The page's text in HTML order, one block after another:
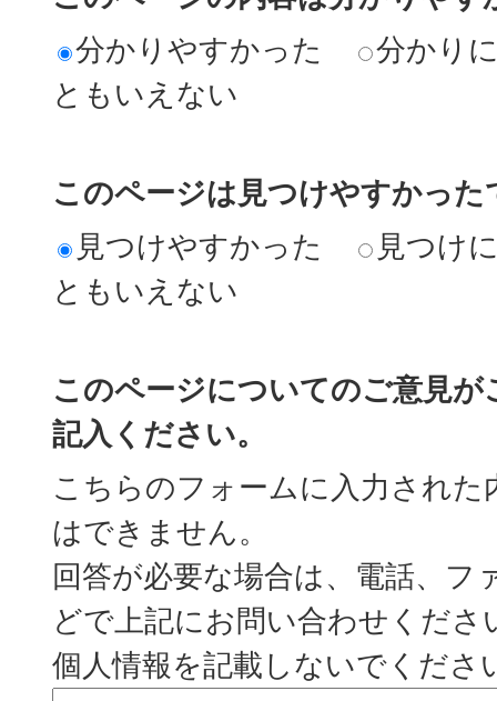
分かりやすかった
分かり
ともいえない
このページは見つけやすかった
見つけやすかった
見つけ
ともいえない
このページについてのご意見
記入ください。
こちらのフォームに入力された
はできません。
回答が必要な場合は、電話、フ
どで上記にお問い合わせくださ
個人情報を記載しないでくださ